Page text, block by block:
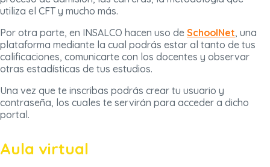
utiliza el CFT y mucho más.
Por otra parte, en INSALCO hacen uso de SchoolNet, una
plataforma mediante la cual podrás estar al tanto de tus
calificaciones, comunicarte con los docentes y observar
otras estadísticas de tus estudios.
Una vez que te inscribas podrás crear tu usuario y
contraseña, los cuales te servirán para acceder a dicho
portal.
Aula virtual